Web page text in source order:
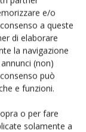
e/o
a queste
di elaborare
la navigazione
(non)
può
e funzioni.
o per fare
solamente a